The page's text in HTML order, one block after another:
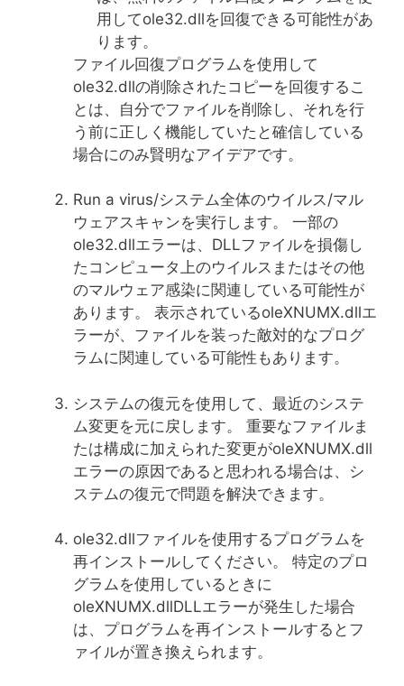
用してole32.dllを回復できる可能性があ
ります。
ファイル回復プログラムを使用して
ole32.dllの削除されたコピーを回復するこ
とは、自分でファイルを削除し、それを行
う前に正しく機能していたと確信している
場合にのみ賢明なアイデアです。
Run a virus/システム全体のウイルス/マル
ウェアスキャンを実行します。 一部の
ole32.dllエラーは、DLLファイルを損傷し
たコンピュータ上のウイルスまたはその他
のマルウェア感染に関連している可能性が
あります。 表示されているoleXNUMX.dllエ
ラーが、ファイルを装った敵対的なプログ
ラムに関連している可能性もあります。
システムの復元を使用して、最近のシステ
ム変更を元に戻します。 重要なファイルま
たは構成に加えられた変更がoleXNUMX.dll
エラーの原因であると思われる場合は、シ
ステムの復元で問題を解決できます。
ole32.dllファイルを使用するプログラムを
再インストールしてください。 特定のプロ
グラムを使用しているときに
oleXNUMX.dllDLLエラーが発生した場合
は、プログラムを再インストールするとフ
ァイルが置き換えられます。